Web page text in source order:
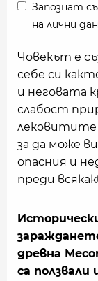
Запознат
на лични
Човекът е
себе си
и неговата
слабост
лековитите
за да може
опасния и
преди
древна
са ползвали